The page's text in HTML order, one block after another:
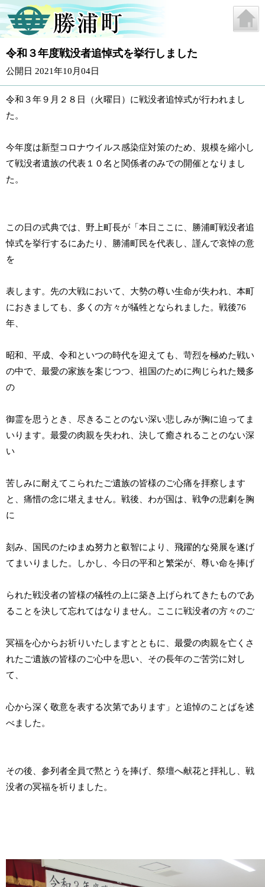
令和３年度戦没者追悼式を挙行しました
公開日 2021年10月04日
令和３年９月２８日（火曜日）に戦没者追悼式が行われまし
た。
今年度は新型コロナウイルス感染症対策のため、規模を縮小し
て戦没者遺族の代表１０名と関係者のみでの開催となりまし
た。
この日の式典では、野上町長が「本日ここに、勝浦町戦没者追
悼式を挙行するにあたり、勝浦町民を代表し、謹んで哀悼の意
を
表します。先の大戦において、大勢の尊い生命が失われ、本町
におきましても、多くの方々が犠牲となられました。戦後76
年、
昭和、平成、令和といつの時代を迎えても、苛烈を極めた戦い
の中で、最愛の家族を案じつつ、祖国のために殉じられた幾多
の
御霊を思うとき、尽きることのない深い悲しみが胸に迫ってま
いります。最愛の肉親を失われ、決して癒されることのない深
い
苦しみに耐えてこられたご遺族の皆様のご心痛を拝察します
と、痛惜の念に堪えません。戦後、わが国は、戦争の悲劇を胸
に
刻み、国民のたゆまぬ努力と叡智により、飛躍的な発展を遂げ
てまいりました。しかし、今日の平和と繁栄が、尊い命を捧げ
られた戦没者の皆様の犠牲の上に築き上げられてきたものであ
ることを決して忘れてはなりません。ここに戦没者の方々のご
冥福を心からお祈りいたしますとともに、最愛の肉親を亡くさ
れたご遺族の皆様のご心中を思い、その長年のご苦労に対し
て、
心から深く敬意を表する次第であります」と追悼のことばを述
べました。
その後、参列者全員で黙とうを捧げ、祭壇へ献花と拝礼し、戦
没者の冥福を祈りました。